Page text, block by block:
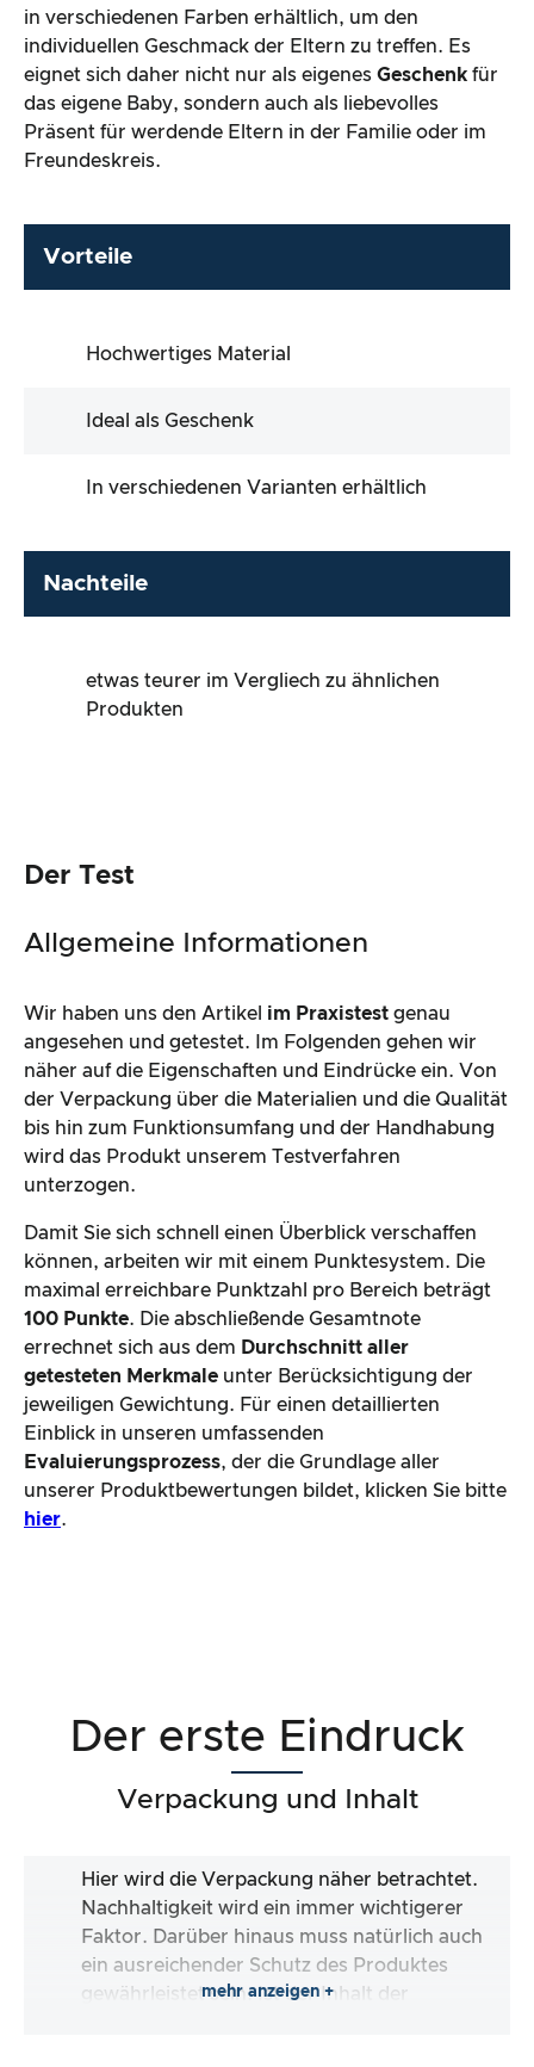
in verschiedenen Farben erhältlich, um den
individuellen Geschmack der Eltern zu treffen. Es
eignet sich daher nicht nur als eigenes Geschenk für
das eigene Baby, sondern auch als liebevolles
Präsent für werdende Eltern in der Familie oder im
Freundeskreis.
Vorteile
Hochwertiges Material
Ideal als Geschenk
In verschiedenen Varianten erhältlich
Nachteile
etwas teurer im Vergliech zu ähnlichen
Produkten
Der Test
Allgemeine Informationen
Wir haben uns den Artikel im Praxistest genau
angesehen und getestet. Im Folgenden gehen wir
näher auf die Eigenschaften und Eindrücke ein. Von
der Verpackung über die Materialien und die Qualität
bis hin zum Funktionsumfang und der Handhabung
wird das Produkt unserem Testverfahren
unterzogen.
Damit Sie sich schnell einen Überblick verschaffen
können, arbeiten wir mit einem Punktesystem. Die
maximal erreichbare Punktzahl pro Bereich beträgt
100 Punkte. Die abschließende Gesamtnote
errechnet sich aus dem Durchschnitt aller
getesteten Merkmale unter Berücksichtigung der
jeweiligen Gewichtung. Für einen detaillierten
Einblick in unseren umfassenden
Evaluierungsprozess, der die Grundlage aller
unserer Produktbewertungen bildet, klicken Sie bitte
hier.
Der erste Eindruck
Verpackung und Inhalt
Hier wird die Verpackung näher betrachtet.
Nachhaltigkeit wird ein immer wichtigerer
Faktor. Darüber hinaus muss natürlich auch
ein ausreichender Schutz des Produktes
gewährleistet sein. Ist der Inhalt der
mehr anzeigen +